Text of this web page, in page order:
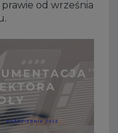
od września